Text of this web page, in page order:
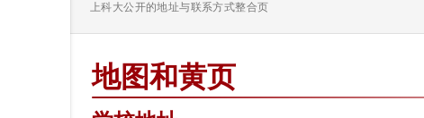
上科大公开的地址与联系方式整合页
地图和黄页